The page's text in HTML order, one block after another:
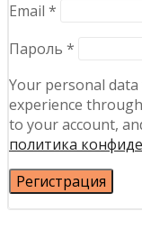
Email *
Пароль *
Your personal
experience
to your account,
политика
Регистрация